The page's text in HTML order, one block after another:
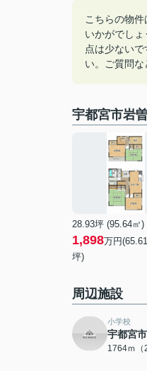
こちらの物
いかがでし
点は少ない
い。ご質問な
宇都宮市岩
28.93坪 (95.64㎡)
1,898万円
坪)
周辺施設
小学校
宇都宮
1764ｍ（